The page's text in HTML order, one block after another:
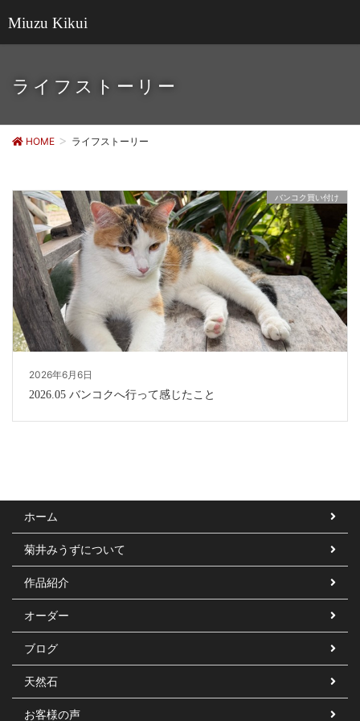
Miuzu Kikui
ライフストーリー
HOME ライフストーリー
2026年6月6日
バンコク買い付け
2026.05 バンコクへ行って感じたこと
ホーム
菊井みうずについて
作品紹介
オーダー
ブログ
天然石
お客様の声